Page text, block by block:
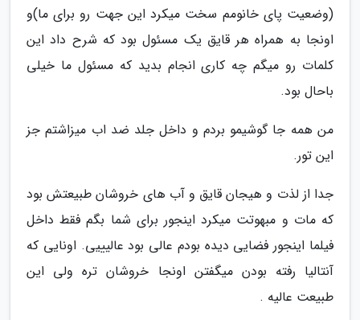
(وضعیت پای خانومم سخت میکرد این جهت رو برای ما)و
اونجا به همراه هر قایق یک مسئول بود که شرح داد این
کلمات رو میگم چه کاری انجام بدید که مسئول ما خیلی
باحال بود.
من همه جا گوشیمو بردم و داخل جلد ضد اب میزاشتم جز
این تور.
جدا از لذت و هیجان قایق و آب های خروشان طبیعتش بود
که مات و مبهوتت میکرد اینجور برای شما بگم فقط داخل
فیلما اینجور فضایی دیده بودم عالی بود عالیییی. اونایی که
آنتالیا رفته بودن میگفتن اونجا خروشان تره ولی این
طبیعت عالیه .